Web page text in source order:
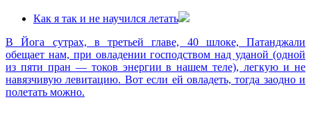
Как я так и не научился летать
В Йога сутрах, в третьей главе, 40 шлоке, Патанджали
обещает нам, при овладении господством над уданой (одной
из пяти пран — токов энергии в нашем теле), легкую и не
навязчивую левитацию. Вот если ей овладеть, тогда заодно и
полетать можно.